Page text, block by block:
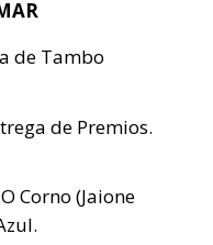
de Tambo
de Premios.
Corno (Jaione